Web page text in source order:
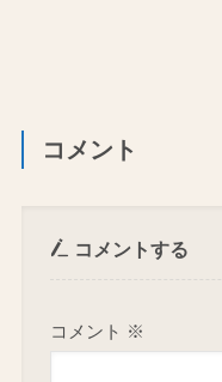
コメント
コメントする
コメント ※